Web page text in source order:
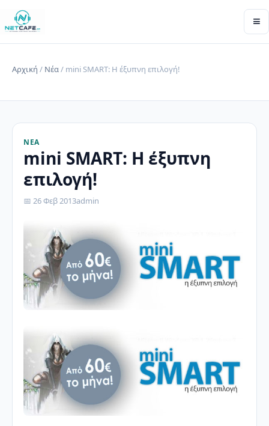
≡
Αρχική / Νέα/ mini SMART: Η έξυπνη επιλογή!
ΝΈΑ
mini SMART: Η έξυπνη
επιλογή!
📅 26 Φεβ 2013admin